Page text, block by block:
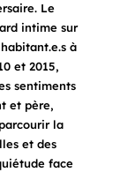
Le
intime sur
à
et 2015,
sentiments
et père,
la
et des
face